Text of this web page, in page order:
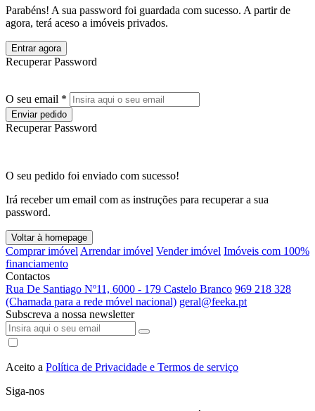
Parabéns! A sua password foi guardada com sucesso. A partir de
agora, terá aceso a imóveis privados.
Entrar agora
Recuperar Password
O seu email *
Enviar pedido
Recuperar Password
O seu pedido foi enviado com sucesso!
Irá receber um email com as instruções para recuperar a sua
password.
Voltar à homepage
Comprar imóvel Arrendar imóvel Vender imóvel Imóveis com 100%
financiamento
Contactos
Rua De Santiago Nº11, 6000 - 179 Castelo Branco 969 218 328
(Chamada para a rede móvel nacional) geral@feeka.pt
Subscreva a nossa newsletter
Aceito a Política de Privacidade e Termos de serviço
Siga-nos